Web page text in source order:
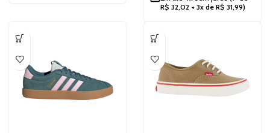
R$ 32,02 + 3x de R$ 31,99)